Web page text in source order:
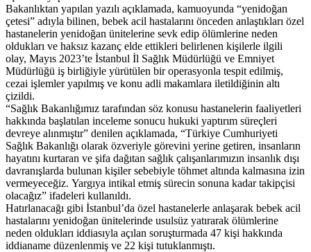
Bakanlıktan yapılan yazılı açıklamada, kamuoyunda “yenidoğan
çetesi” adıyla bilinen, bebek acil hastalarını önceden anlaştıkları özel
hastanelerin yenidoğan ünitelerine sevk edip ölümlerine neden
oldukları ve haksız kazanç elde ettikleri belirlenen kişilerle ilgili
olay, Mayıs 2023’te İstanbul İl Sağlık Müdürlüğü ve Emniyet
Müdürlüğü iş birliğiyle yürütülen bir operasyonla tespit edilmiş,
cezai işlemler yapılmış ve konu adli makamlara iletildiğinin altı
çizildi.
“Sağlık Bakanlığımız tarafından söz konusu hastanelerin faaliyetleri
hakkında başlatılan inceleme sonucu hukuki yaptırım süreçleri
devreye alınmıştır” denilen açıklamada, “Türkiye Cumhuriyeti
Sağlık Bakanlığı olarak özveriyle görevini yerine getiren, insanların
hayatını kurtaran ve şifa dağıtan sağlık çalışanlarımızın insanlık dışı
davranışlarda bulunan kişiler sebebiyle töhmet altında kalmasına izin
vermeyeceğiz. Yargıya intikal etmiş sürecin sonuna kadar takipçisi
olacağız” ifadeleri kullanıldı.
Hatırlanacağı gibi İstanbul’da özel hastanelerle anlaşarak bebek acil
hastalarını yenidoğan ünitelerinde usulsüz yatırarak ölümlerine
neden oldukları iddiasıyla açılan soruşturmada 47 kişi hakkında
iddianame düzenlenmiş ve 22 kişi tutuklanmıştı.